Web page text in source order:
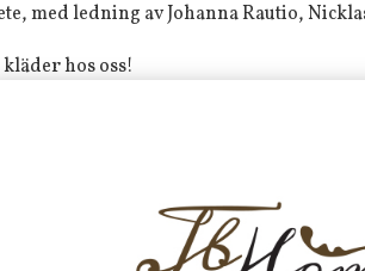
med ledning av Johanna Rautio,
hos oss!
har dem vanligaste
fe kläder.
Jb Home! Vi erbjuder alltid snabba
POPULÄRA PRODUKTER I